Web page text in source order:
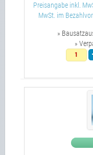
Preisangabe inkl.
MwSt. im
»
»